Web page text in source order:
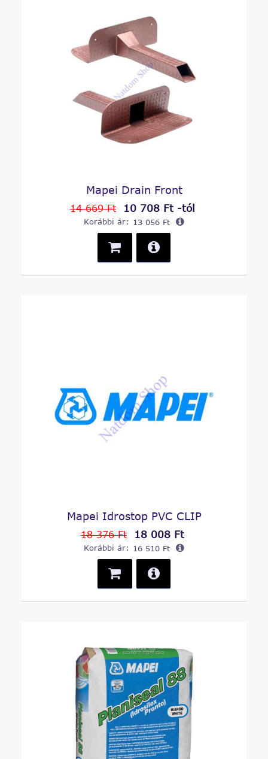
Mapei Drain Front
14 669 Ft 10 708 Ft -tól
Korábbi ár: 13 056 Ft
Mapei Idrostop PVC CLIP
18 376 Ft 18 008 Ft
Korábbi ár: 16 510 Ft